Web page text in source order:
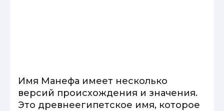
Имя Манефа имеет несколько
версий происхождения и значения.
Это древнеегипетское имя, которое